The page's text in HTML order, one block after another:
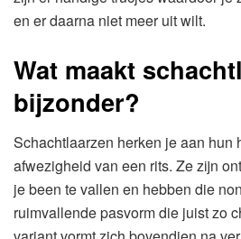
en er daarna niet meer uit wilt.
Wat maakt
bijzonder?
Schachtlaarzen herken je aan hun
afwezigheid van een rits. Ze zijn
je been te vallen en hebben die
ruimvallende pasvorm die juist zo